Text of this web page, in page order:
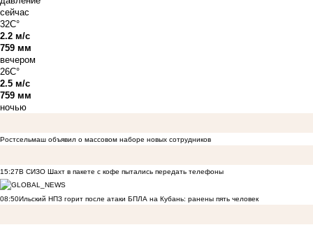
сейчас
32C°
2.2 м/с
759 мм
вечером
26C°
2.5 м/с
759 мм
ночью
Ростсельмаш объявил о массовом наборе новых сотрудников
15:27В СИЗО Шахт в пакете с кофе пытались передать телефоны
08:50Ильский НПЗ горит после атаки БПЛА на Кубань: ранены пять человек